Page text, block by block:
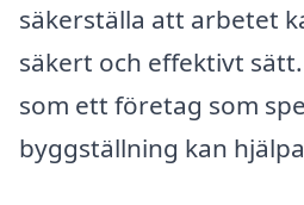
säkerställa att arbetet
säkert och effektivt
som ett företag som
byggställning kan